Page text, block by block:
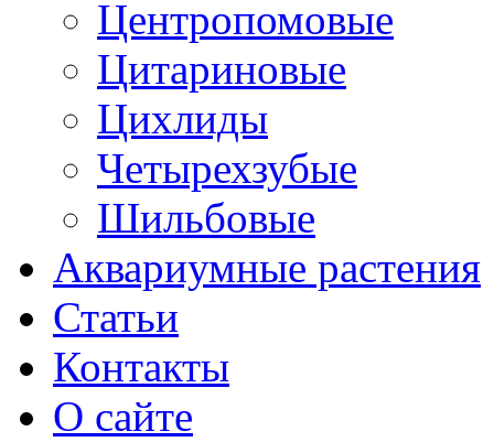
Центропомовые
Цитариновые
Цихлиды
Четырехзубые
Шильбовые
Аквариумные растения
Статьи
Контакты
О сайте